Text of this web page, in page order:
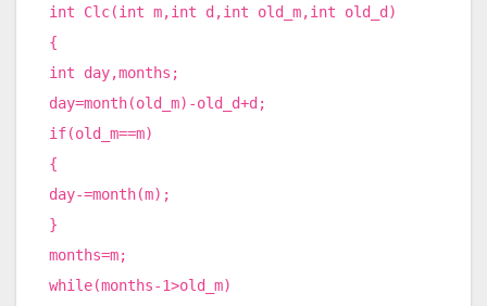
int Clc(int m,int d,int old_m,int old_d)
{
int day,months;
day=month(old_m)-old_d+d;
if(old_m==m)
{
day-=month(m);
}
months=m;
while(months-1>old_m)